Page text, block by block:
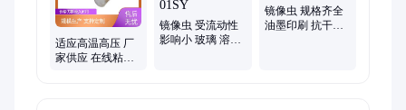
适应高温高压 厂
家供应 在线粘度
镜像虫 受流动性
影响小 玻璃 溶剂
镜像虫 规格齐全
油墨印刷 抗干扰